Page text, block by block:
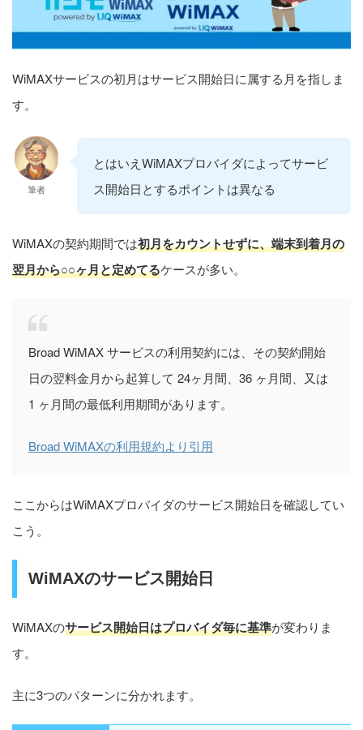
WiMAXサービスの初月はサービス開始日に属する月を指しま
す。
筆者
とはいえWiMAXプロバイダによってサービ
ス開始日とするポイントは異なる
WiMAXの契約期間では初月をカウントせずに、端末到着月の
翌月から○○ヶ月と定めてるケースが多い。
Broad WiMAX サービスの利用契約には、その契約開始
日の翌料金月から起算して 24ヶ月間、36 ヶ月間、又は
1 ヶ月間の最低利用期間があります。
Broad WiMAXの利用規約より引用
ここからはWiMAXプロバイダのサービス開始日を確認してい
こう。
WiMAXのサービス開始日
WiMAXのサービス開始日はプロバイダ毎に基準が変わりま
す。
主に3つのパターンに分かれます。